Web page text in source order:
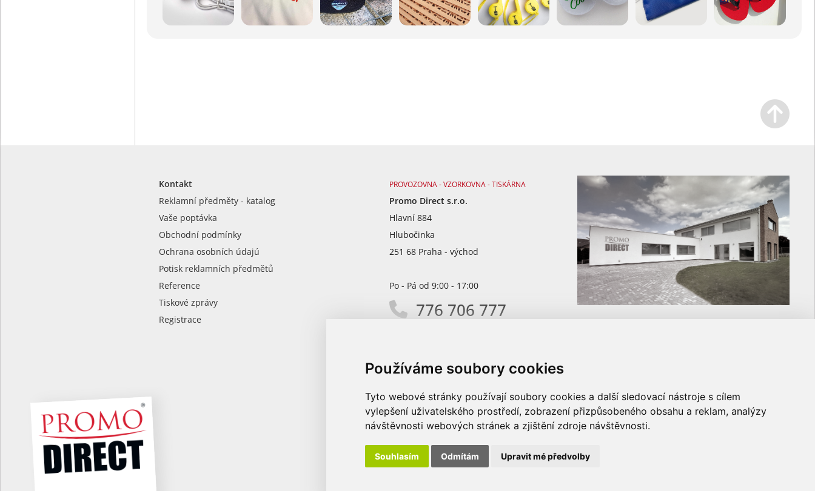
Používáme soubory cookies
Tyto webové stránky používají soubory cookies a další sledovací nástroje s cílem
vylepšení uživatelského prostředí, zobrazení přizpůsobeného obsahu a reklam, analýzy
návštěvnosti webových stránek a zjištění zdroje návštěvnosti.
Souhlasím Odmítám Upravit mé předvolby
Kontakt
Reklamní předměty - katalog
Vaše poptávka
Obchodní podmínky
Ochrana osobních údajú
Potisk reklamních předmětů
Reference
Tiskové zprávy
Registrace
PROVOZOVNA - VZORKOVNA - TISKÁRNA
Promo Direct s.r.o.
Hlavní 884
Hlubočinka
251 68 Praha - východ
Po - Pá od 9:00 - 17:00
776 706 777